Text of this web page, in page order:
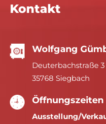
Kontakt
Wolfgang
Deuterbachstraße 3
35768 Siegbach
Öffnungszeiten
Ausstellung/